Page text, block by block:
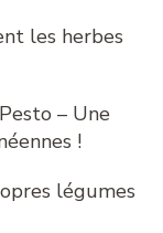
les herbes
– Une
!
légumes